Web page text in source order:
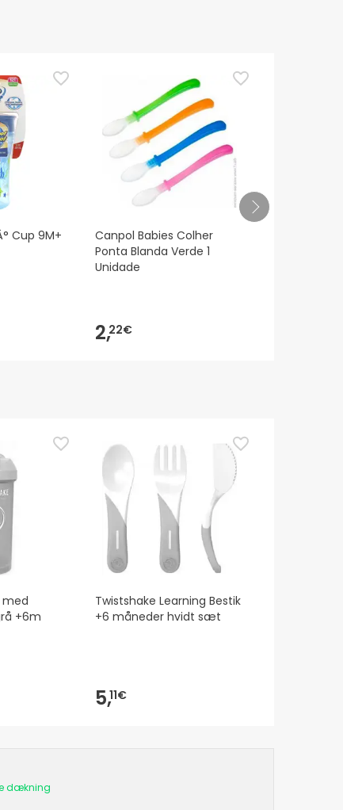
Cup 9M+
Canpol Babies Colher
Ponta Blanda Verde 1
Unidade
2,22€
med
+6m
Twistshake Learning Bestik
+6 måneder hvidt sæt
5,11€
dækning